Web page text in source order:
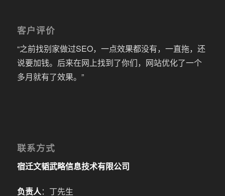
客户评价
“之前找别家做过SEO，一点效果都没有，一直拖，还
说要加钱。后来在网上找到了你们，网站优化了一个
多月就有了效果。”
联系方式
宿迁文韬武略信息技术有限公司
负责人：丁先生